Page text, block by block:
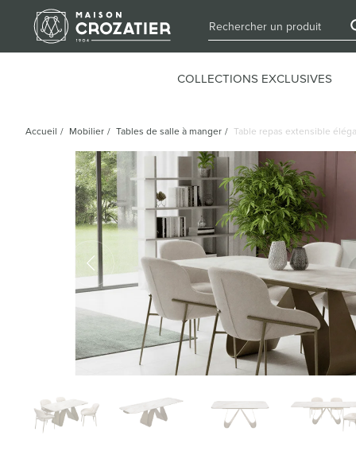
COLLECTIONS EXCLUSIVES
Accueil / Mobilier / Tables de salle à manger / Table repas extensible